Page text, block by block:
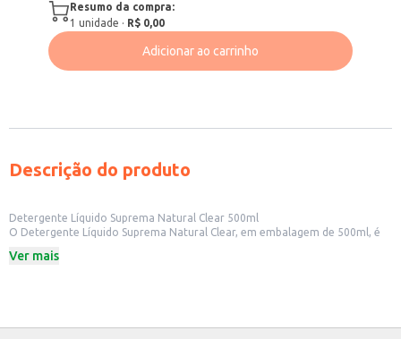
Resumo da compra:
1 unidade · R$ 0,00
Adicionar ao carrinho
Descrição do produto
Detergente Líquido Suprema Natural Clear 500ml
O Detergente Líquido Suprema Natural Clear, em embalagem de 500ml, é
para oferecer eficiência na remoção de sujeiras e gorduras, deixando seus
Ideal para uso doméstico, em residências e pequenos estabelecimentos.
Ver mais